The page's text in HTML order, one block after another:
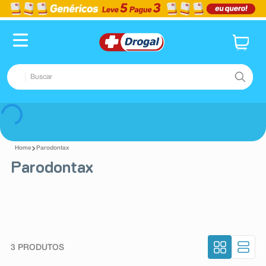
Buscar
TERMOS MAIS BUSCADOS
pampers confort sec max
3º dipirona
Parodontax
Parodontax
3 PRODUTOS